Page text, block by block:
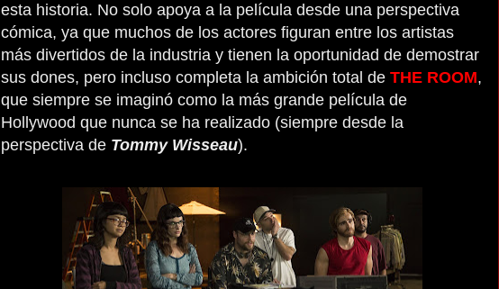
esta historia. No solo apoya a la película desde una perspectiva
cómica, ya que muchos de los actores figuran entre los artistas
más divertidos de la industria y tienen la oportunidad de demostrar
sus dones, pero incluso completa la ambición total de THE ROOM,
que siempre se imaginó como la más grande película de
Hollywood que nunca se ha realizado (siempre desde la
perspectiva de Tommy Wisseau).